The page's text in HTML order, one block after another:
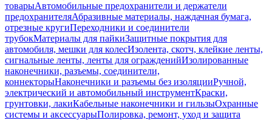
товарыАвтомобильные предохранители и держатели
предохранителяАбразивные материалы, наждачная бумага,
отрезные кругиПереходники и соединители
трубокМатериалы для пайкиЗащитные покрытия для
автомобиля, мешки для колесИзолента, скотч, клейкие ленты,
сигнальные ленты, ленты для огражденийИзолированные
наконечники, разъемы, соединители,
коннекторыНаконечники и разъемы без изоляцииРучной,
электрический и автомобильный инструментКраски,
грунтовки, лакиКабельные наконечники и гильзыОхранные
системы и аксессуарыПолировка, ремонт, уход и защита